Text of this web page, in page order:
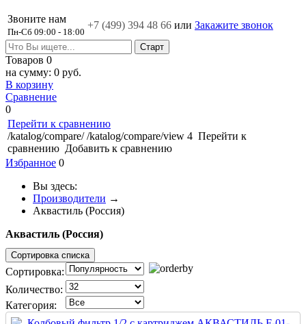
Звоните нам
Пн-Сб 09:00 - 18:00
+7 (499) 394 48 66 или Закажите звонок
Товаров 0
на сумму: 0 руб.
В корзину
Сравнение
0
Перейти к сравнению
/katalog/compare/ /katalog/compare/view 4 Перейти к
сравнению Добавить к сравнению
Избранное 0
Вы здесь:
Производители →
Аквастиль (Россия)
Аквастиль (Россия)
Сортировка списка
Сортировка:
Количество:
Категория: